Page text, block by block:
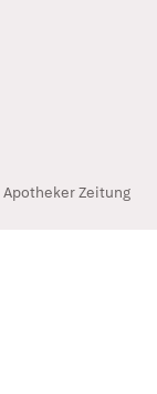
Zeitung